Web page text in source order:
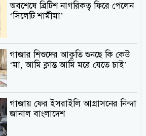
অবশেষে ব্রিটিশ নাগরিকত্ব ফিরে পেলেন
‘সিলেটি শামীমা’
গাজার শিশুদের আকুতি শুনছে কি কেউ
‘মা, আমি ক্লান্ত আমি মরে যেতে চাই’
গাজায় ফের ইসরাইলি আগ্রাসনের নিন্দা
জানাল বাংলাদেশ